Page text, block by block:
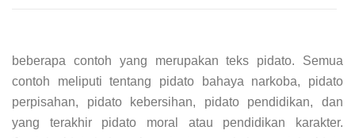
beberapa contoh yang merupakan teks pidato. Semua
contoh meliputi tentang pidato bahaya narkoba, pidato
perpisahan, pidato kebersihan, pidato pendidikan, dan
yang terakhir pidato moral atau pendidikan karakter.